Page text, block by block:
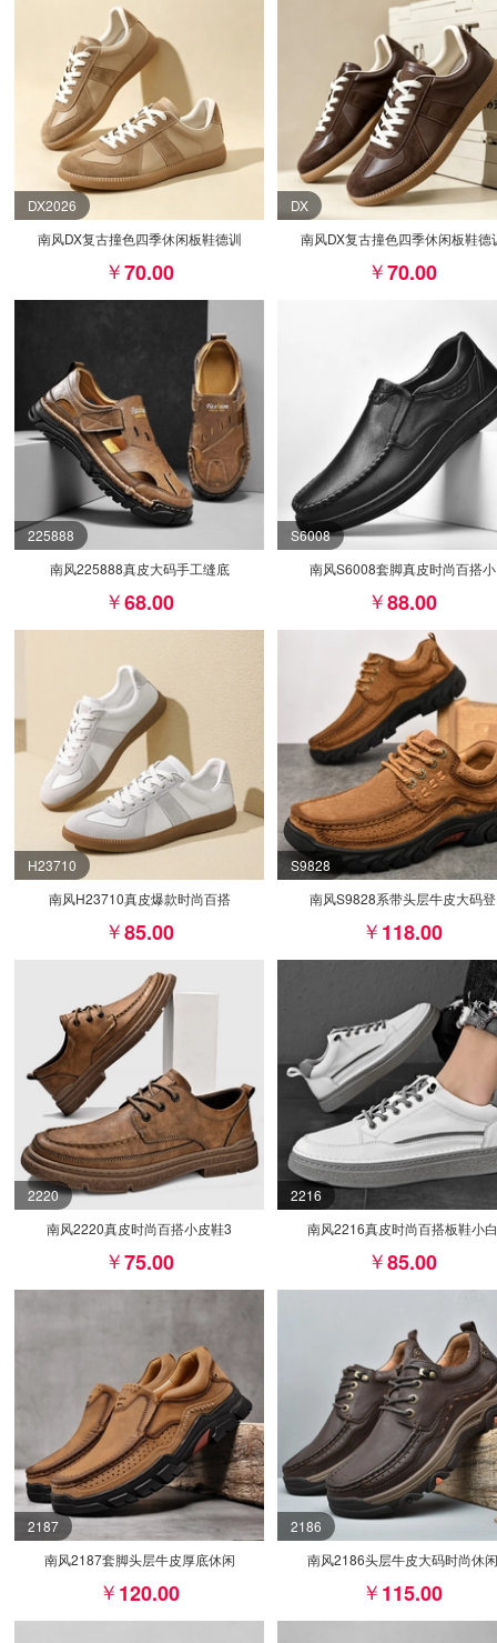
DX2026
南风DX复古撞色四季休闲板鞋德训
70.00
DX
南风DX复古撞色四季休闲板鞋德
70.00
225888
南风225888真皮大码手工缝底
68.00
S6008
南风S6008套脚真皮时尚百搭小
88.00
H23710
南风H23710真皮爆款时尚百搭
85.00
S9828
南风S9828系带头层牛皮大码登
118.00
2220
南风2220真皮时尚百搭小皮鞋3
75.00
2216
南风2216真皮时尚百搭板鞋小白
85.00
2187
南风2187套脚头层牛皮厚底休闲
120.00
2186
南风2186头层牛皮大码时尚休闲
115.00